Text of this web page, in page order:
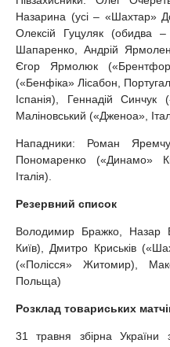
Назарина (усі – «Шахтар»
Олексій Гуцуляк (обидва
Шапаренко, Андрій
Єгор Ярмолюк
(«Бенфіка» Лісабон,
Іспанія), Геннадій
Маліновський («Дженоа»,
Нападники: Роман
Пономаренко («Динамо»
Італія).
Резервний список
Володимир Бражко,
Київ), Дмитро Криськів
(«Полісся» Житомир),
Польща)
Розклад товариських
31 травня збірна України